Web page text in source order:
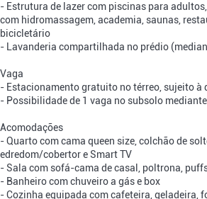
- Estrutura de lazer com piscinas para
com hidromassagem, academia, saunas,
bicicletário
- Lavanderia compartilhada no prédio
Vaga
- Estacionamento gratuito no térreo, sujeito à
- Possibilidade de 1 vaga no subsolo
Acomodações
- Quarto com cama queen size, colchão de
edredom/cobertor e Smart TV
- Sala com sofá-cama de casal, poltrona,
- Banheiro com chuveiro a gás e box
- Cozinha equipada com cafeteira, geladeira,